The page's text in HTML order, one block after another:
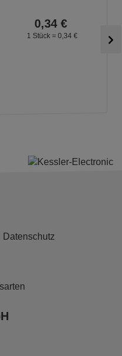
0,34 €
1 Stück = 0, 34 €
Datenschutz